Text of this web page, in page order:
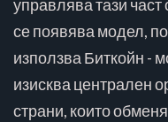
управлява тази част
се появява модел,
използва Биткойн -
изисква централен
страни, които